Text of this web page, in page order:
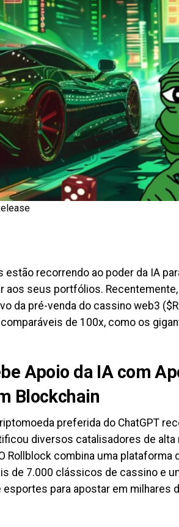
recorrendo ao poder da IA
aos seus portfólios. Recentemente,
da pré-venda do cassino web3
de 100x, como os
Apoio da IA com
Blockchain
preferida do ChatGPT
diversos catalisadores de alta
Rollblock combina uma plataforma
de 7.000 clássicos de cassino e
para apostar em milhares